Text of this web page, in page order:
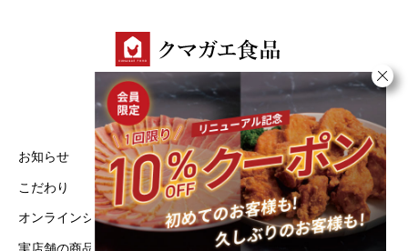
お知らせ
こだわり
オンラインショップ
実店舗の商品一覧
特定商取引法に基づく表記
プライバシーポリシー